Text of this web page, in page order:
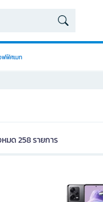
ฟฟิศเมท
มด 258 รายการ